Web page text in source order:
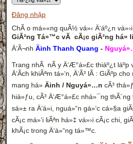
Đăng nhập
ChÃ o má»«ng quÃ½ vá»‹ Ä‘áº¿n
GiÃ²ng Tá»™c vÃ cÃ¡c giÃ²ng há»
Ä‘Ã¬nh Äinh Thanh Quang -
Trang nhÃ nÃ y Ä‘Æ°á»£c thiáº¿t
Ä‘Ã­ch khiÃªm tá»‘n, Ä‘Ã³ lÃ : GiÃºp
mang há» Äinh / Nguyá»…n cÃ³
hiá»ƒu, cÃ³ Ä‘Æ°á»£c nhá»¯ng thÃ´ng
sá»± ra Ä‘á»i, nguá»“n gá»‘c cá»§a
cÃ¡c má»‘i liÃªn há»‡ vá»›i cÃ¡c chi,
khÃ¡c trong Ä‘á»“ng tá»™c.